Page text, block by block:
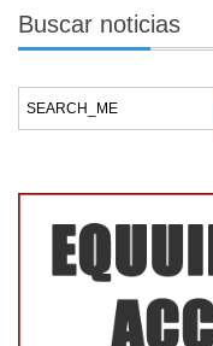
Buscar noticias